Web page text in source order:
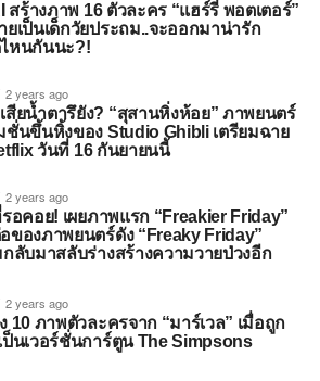
สร้างภาพ 16 ตัวละคร “แฮร์รี่ พอตเตอร์”
ยเป็นเด็กวัยประถม..จะออกมาน่ารัก
หนกันนะ?!
2 years ago
สียน้ำตารึยัง? “สุสานหิ่งห้อย” ภาพยนตร์
ชั่นขึ้นหิ้งของ Studio Ghibli เตรียมฉาย
วันที่ 16 กันยายนนี้
2 years ago
อคอย! เผยภาพแรก “Freakier Friday”
ของภาพยนตร์ดัง “Freaky Friday”
กลับมาสลับร่างสร้างความวายป่วงอีก
2 years ago
10 ภาพตัวละครจาก “มาร์เวล” เมื่อถูก
ป็นเวอร์ชั่นการ์ตูน The Simpsons